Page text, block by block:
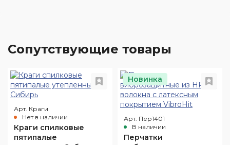
Cопутствующие товары
Арт. Краги
Нет в наличии
Краги спилковые
пятипалые
Новинка
Арт. Пер1401
В наличии
Перчатки